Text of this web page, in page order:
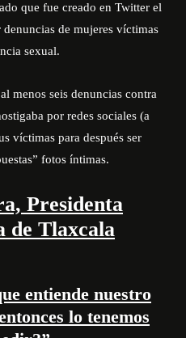
que fue creado en Twitter el
de mujeres víctimas
sexual.
menos seis denuncias contra
por redes sociales (a
víctimas para después ser
fotos íntimas.
Presidenta
de Tlaxcala
entiende nuestro
lo tenemos